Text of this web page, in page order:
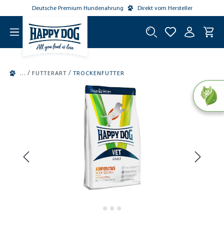
springen
Deutsche Premium Hundenahrung Direkt vom Hersteller
/ FUTTERART / TROCKENFUTTER